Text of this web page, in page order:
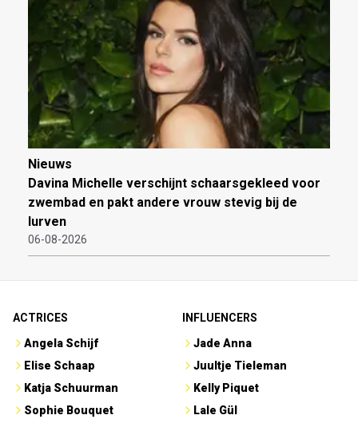
Nieuws
Davina Michelle verschijnt schaarsgekleed voor
zwembad en pakt andere vrouw stevig bij de
lurven
06-08-2026
ACTRICES
Angela Schijf
Elise Schaap
Katja Schuurman
Sophie Bouquet
INFLUENCERS
Jade Anna
Juultje Tieleman
Kelly Piquet
Lale Gül